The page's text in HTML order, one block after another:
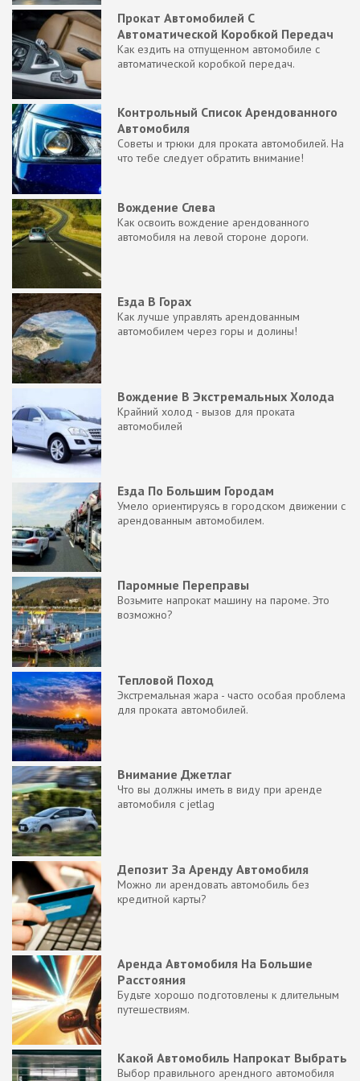
Прокат Автомобилей С
Автоматической Коробкой Передач
Как ездить на отпущенном автомобиле с
автоматической коробкой передач.
Контрольный Список Арендованного
Автомобиля
Советы и трюки для проката автомобилей. На
что тебе следует обратить внимание!
Вождение Слева
Как освоить вождение арендованного
автомобиля на левой стороне дороги.
Езда В Горах
Как лучше управлять арендованным
автомобилем через горы и долины!
Вождение В Экстремальных Холода
Крайний холод - вызов для проката
автомобилей
Езда По Большим Городам
Умело ориентируясь в городском движении с
арендованным автомобилем.
Паромные Переправы
Возьмите напрокат машину на пароме. Это
возможно?
Тепловой Поход
Экстремальная жара - часто особая проблема
для проката автомобилей.
Внимание Джетлаг
Что вы должны иметь в виду при аренде
автомобиля с jetlag
Депозит За Аренду Автомобиля
Можно ли арендовать автомобиль без
кредитной карты?
Аренда Автомобиля На Большие
Расстояния
Будьте хорошо подготовлены к длительным
путешествиям.
Какой Автомобиль Напрокат Выбрать
Выбор правильного арендного автомобиля